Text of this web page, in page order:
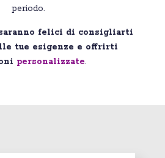
periodo.
felici di consigliarti
tue esigenze e offrirti
personalizzate.